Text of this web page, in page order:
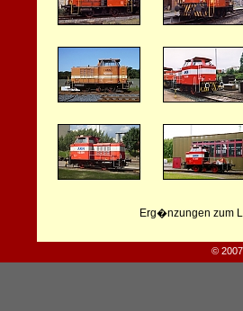
Erg�nzungen zum
©